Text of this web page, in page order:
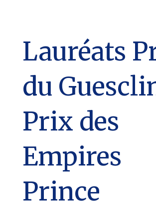
Lauréats
du
Prix des
Empires
Prince